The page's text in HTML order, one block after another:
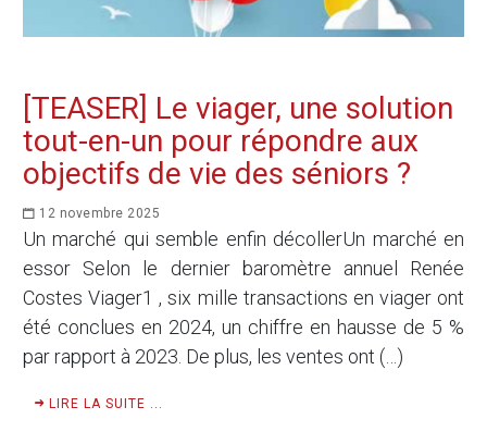
[TEASER] Le viager, une solution
tout-en-un pour répondre aux
objectifs de vie des séniors ?
12 novembre 2025
Un marché qui semble enfin décollerUn marché en
essor Selon le dernier baromètre annuel Renée
Costes Viager1 , six mille transactions en viager ont
été conclues en 2024, un chiffre en hausse de 5 %
par rapport à 2023. De plus, les ventes ont (…)
LIRE LA SUITE ...